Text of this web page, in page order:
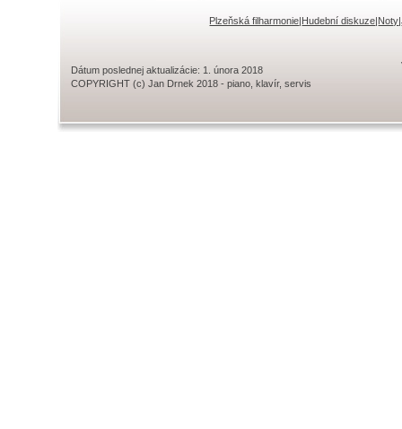
Plzeňská filharmonie|Hudební diskuze|Noty|
Dátum poslednej aktualizácie: 1. února 2018
COPYRIGHT (c) Jan Drnek 2018 - piano, klavír, servis